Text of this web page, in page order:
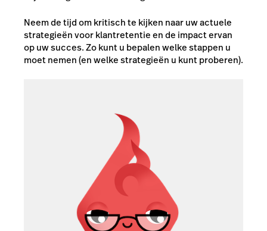
Neem de tijd om kritisch te kijken naar uw actuele
strategieën voor klantretentie en de impact ervan
op uw succes. Zo kunt u bepalen welke stappen u
moet nemen (en welke strategieën u kunt proberen).